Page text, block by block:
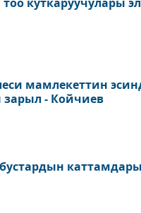
мамлекеттин
- Койчиев